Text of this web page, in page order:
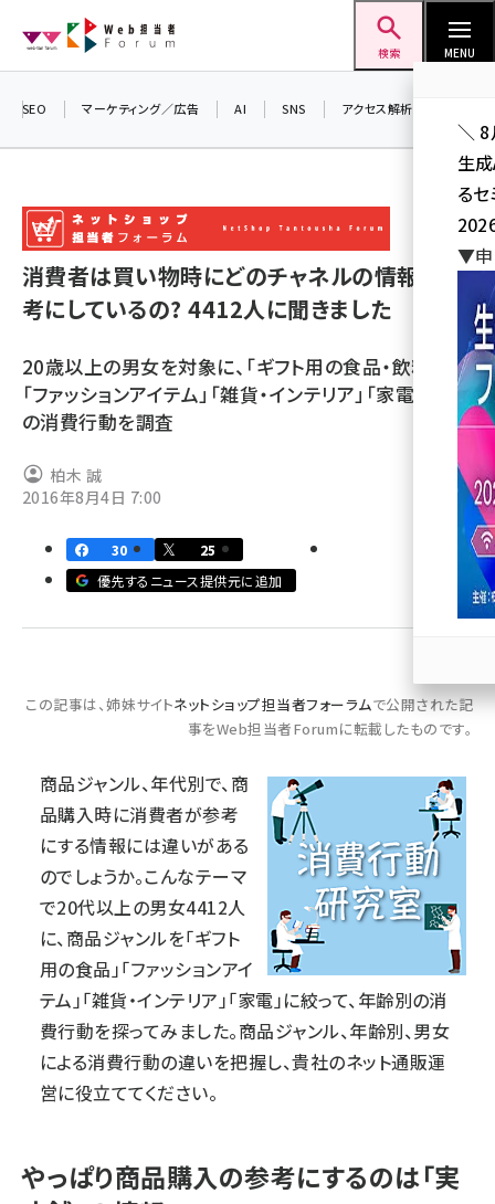
ン
検索 MENU
seo (3526)
ai (2807)
note (2312)
セミナー (2307)
meo (1275)
llmo (1163)
SEO マーケティング／広告 AI SNS アクセス解析／データ分析
消費者は買い物時にどのチャネルの情報を参
考にしているの? 4412人に聞きました
20歳以上の男女を対象に、「ギフト用の食品・飲料」
「ファッションアイテム」「雑貨・インテリア」「家電」ごと
の消費行動を調査
柏木 誠
2016年8月4日 7:00
30
25
優先するニュース提供元に追加
この記事は、姉妹サイトネットショップ担当者フォーラムで公開された記
事をWeb担当者Forumに転載したものです。
商品ジャンル、年代別で、商
品購入時に消費者が参考
にする情報には違いがある
のでしょうか。こんなテーマ
で20代以上の男女4412人
に、商品ジャンルを「ギフト
用の食品」「ファッションアイ
テム」「雑貨・インテリア」「家電」に絞って、年齢別の消
費行動を探ってみました。商品ジャンル、年齢別、男女
による消費行動の違いを把握し、貴社のネット通販運
営に役立ててください。
やっぱり商品購入の参考にするのは「実
＼ 8
生
る
▼申